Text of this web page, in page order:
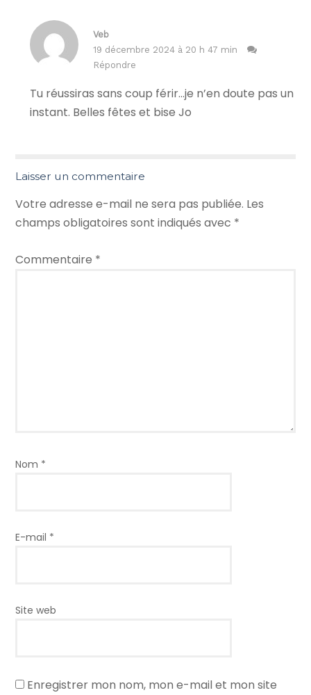
Veb
19 décembre 2024 à 20 h 47 min
Répondre
Tu réussiras sans coup férir…je n’en doute pas un
instant. Belles fêtes et bise Jo
Laisser un commentaire
Votre adresse e-mail ne sera pas publiée. Les
champs obligatoires sont indiqués avec *
Commentaire *
Nom *
E-mail *
Site web
Enregistrer mon nom, mon e-mail et mon site